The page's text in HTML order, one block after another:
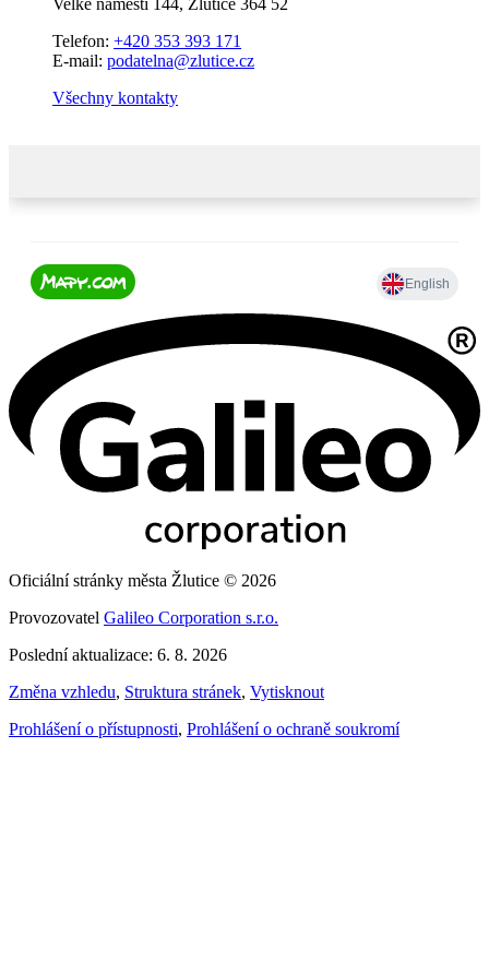
Velké náměstí 144, Žlutice 364 52
Telefon: +420 353 393 171
E-mail: podatelna@zlutice.cz
Všechny kontakty
Oficiální stránky města Žlutice © 2026
Provozovatel Galileo Corporation s.r.o.
Poslední aktualizace: 6. 8. 2026
Změna vzhledu, Struktura stránek, Vytisknout
Prohlášení o přístupnosti, Prohlášení o ochraně soukromí